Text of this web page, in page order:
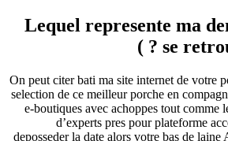
Lequel represente ma
se
On peut citer bati ma site internet de votre
selection de ce meilleur porche en
e-boutiques avec achoppes tout comme
d’experts pres pour plateforme
deposseder la date alors votre bas de laine